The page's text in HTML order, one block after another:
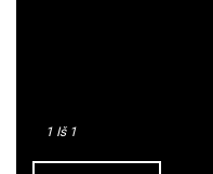
1 Iš 1